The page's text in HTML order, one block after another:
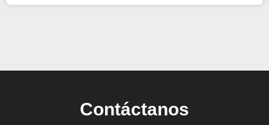
Contáctanos